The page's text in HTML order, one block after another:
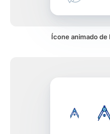
Ícone animado de